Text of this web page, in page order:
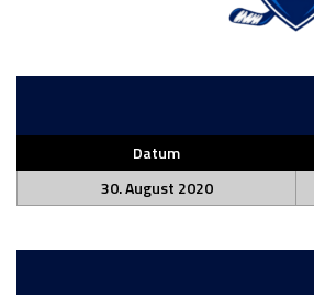
Datum
30. August 2020